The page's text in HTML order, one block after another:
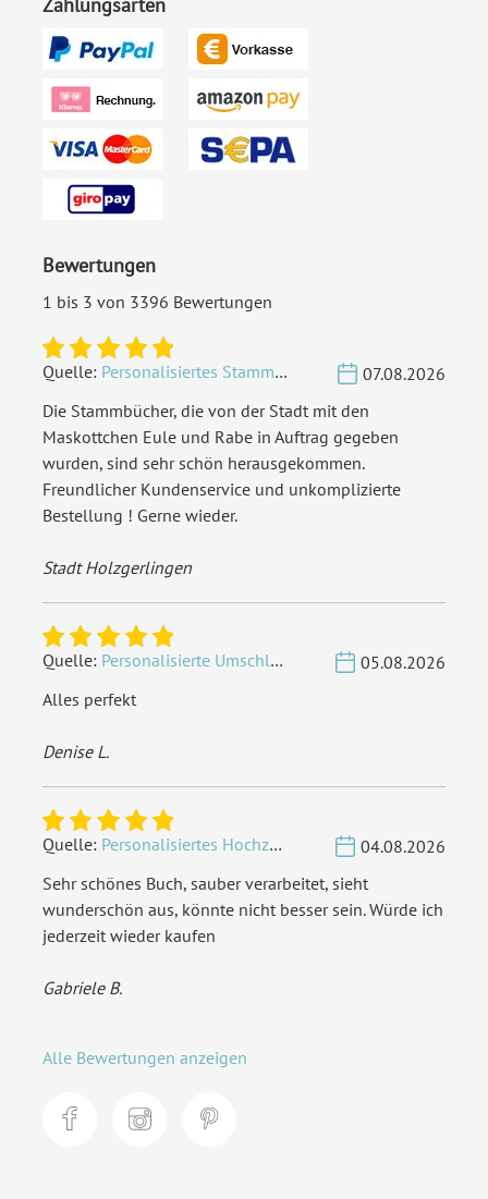
Bewertungen
1 bis 3 von 3396 Bewertungen
Quelle: Personalisiertes Stammbuch - Eigene Gravurdatei hochladen
07.08.2026
Die Stammbücher, die von der Stadt mit den
Maskottchen Eule und Rabe in Auftrag gegeben
wurden, sind sehr schön herausgekommen.
Freundlicher Kundenservice und unkomplizierte
Bestellung ! Gerne wieder.
Stadt Holzgerlingen
Quelle: Personalisierte Umschläge - Vintage - Quadrat 155 x 155 mm
05.08.2026
Alles perfekt
Denise L.
Quelle: Personalisiertes Hochzeit Gästebuch A4 - Herzbaum
04.08.2026
Sehr schönes Buch, sauber verarbeitet, sieht
wunderschön aus, könnte nicht besser sein. Würde ich
jederzeit wieder kaufen
Gabriele B.
Alle Bewertungen anzeigen